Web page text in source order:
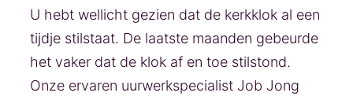
U hebt wellicht gezien dat de kerkklok al een
tijdje stilstaat. De laatste maanden gebeurde
het vaker dat de klok af en toe stilstond.
Onze ervaren uurwerkspecialist Job Jong